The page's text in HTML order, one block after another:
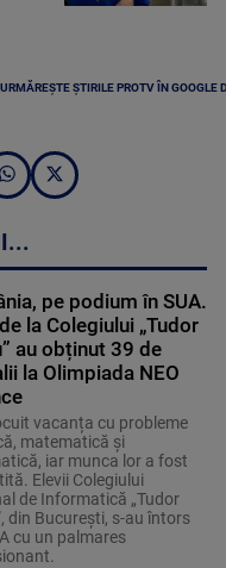
URMĂREȘTE ȘTIRILE PROTV ÎN GOOGLE
pe podium în SUA.
la Colegiului „Tudor
au obținut 39 de
la Olimpiada NEO
vacanța cu probleme
matematică și
iar munca lor a fost
Elevii Colegiului
de Informatică „Tudor
din București, s-au întors
cu un palmares